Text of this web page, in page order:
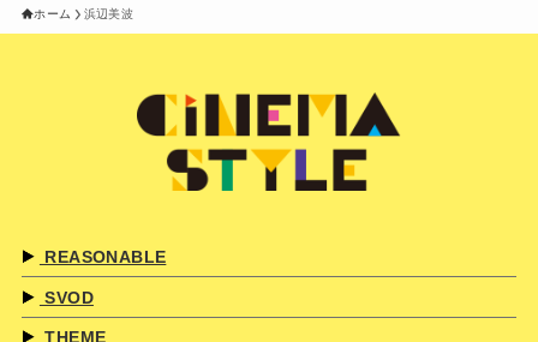
ホーム 浜辺美波
REASONABLE
SVOD
THEME